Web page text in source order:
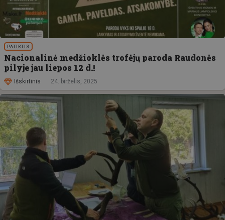
PATIRTIS
Nacionalinė medžioklės trofėjų paroda Raudonės
pilyje jau liepos 12 d.!
Išskirtinis 24. birželis, 2025